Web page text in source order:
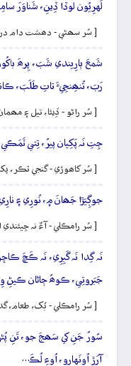
لَهرِيُون لوڏا ڏِينِ، شَناوَرَ
[ سُر سھڻي - دھشت دام
شَمعَ ٻارِيندي شَبَ، پِرھَ
رَبَ، تُنھِنجِيءَ تاتِ طَلَبَ،
[ سُر راڻو - ڏِيئا، تيل ۽
جِتِ نَہ پَکِيان پيرُ، تِتي
[ سُر کاھوڙي - گنجي ٽڪر،
جوڳِيَڙا جَھانَ ۾، نُورِي ۽
[ سُر رامڪلي - آءٌ نہ جِيئندي
نَہ گِدا نَہ گَبِرِي، نَہ ڪَڇَ
جَبَروتِي، ڪوھُ ڄاڻان ڪيڻِ
[ سُر رامڪلي - بُک، طعام،
سُورُ جَنِ کي سَھجَ جو، تَنِ پُڻي
آرَڙ اُونَهارو، اُوءِ لُڪَ…